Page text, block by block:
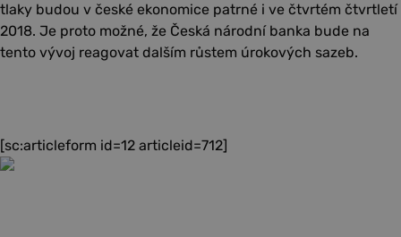
tlaky budou v české ekonomice patrné i ve čtvrtém čtvrtletí
2018. Je proto možné, že Česká národní banka bude na
tento vývoj reagovat dalším růstem úrokových sazeb.
[sc:articleform id=12 articleid=712]